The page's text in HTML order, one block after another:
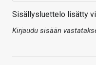
Sisällysluettelo lisätty
Kirjaudu sisään